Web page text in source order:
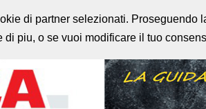
di partner selezionati. Proseguendo
piu, o se vuoi modificare il tuo
Radio Nostalgia